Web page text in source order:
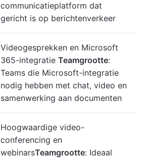
communicatieplatform dat
gericht is op berichtenverkeer
Videogesprekken en Microsoft
365-integratie Teamgrootte:
Teams die Microsoft-integratie
nodig hebben met chat, video en
samenwerking aan documenten
Hoogwaardige video-
conferencing en
webinarsTeamgrootte: Ideaal